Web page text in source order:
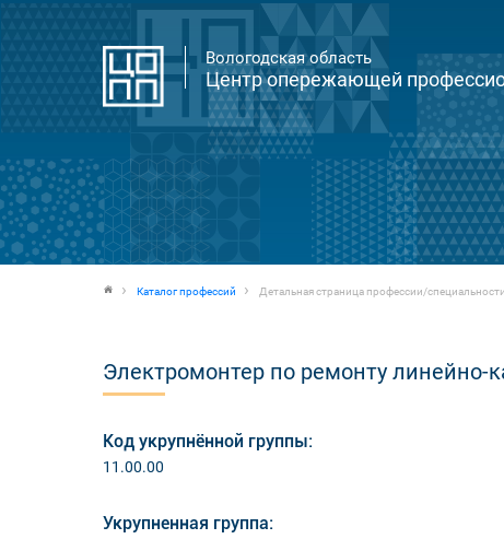
Вологодская область
Центр опережающей
Каталог профессий Детальная страница профессии/специальности
Электромонтер по ремонту линейно-
Код укрупнённой группы:
11.00.00
Укрупненная группа: